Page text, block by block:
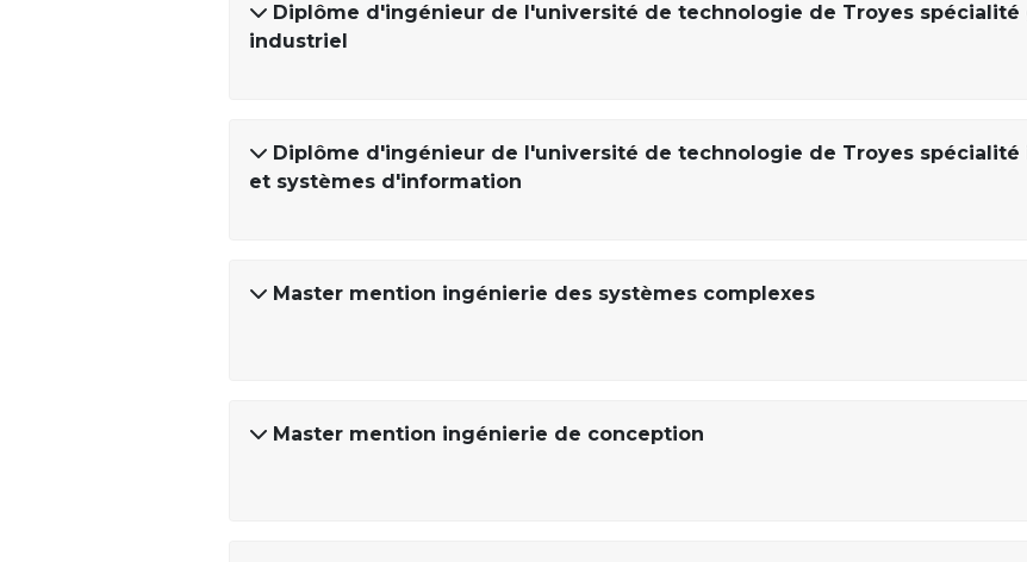
Diplôme d'ingénieur de l'université de technologie de Troyes spécialité
industriel
Diplôme d'ingénieur de l'université de technologie de Troyes
et systèmes d'information
Master mention ingénierie des systèmes complexes
Master mention ingénierie de conception